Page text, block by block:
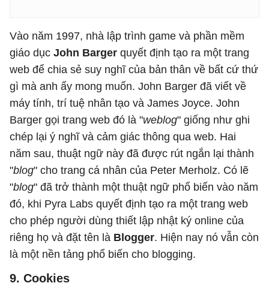
Vào năm 1997, nhà lập trình game và phần mềm
giáo dục John Barger quyết định tạo ra một trang
web để chia sẻ suy nghĩ của bản thân về bất cứ thứ
gì mà anh ấy mong muốn. John Barger đã viết về
máy tính, trí tuệ nhân tạo và James Joyce. John
Barger gọi trang web đó là "weblog" giống như ghi
chép lại ý nghĩ và cảm giác thông qua web. Hai
năm sau, thuật ngữ này đã được rút ngắn lại thành
"blog" cho trang cá nhân của Peter Merholz. Có lẽ
"blog" đã trở thành một thuật ngữ phổ biến vào năm
đó, khi Pyra Labs quyết định tạo ra một trang web
cho phép người dùng thiết lập nhật ký online của
riêng họ và đặt tên là Blogger. Hiện nay nó vẫn còn
là một nền tảng phổ biến cho blogging.
9. Cookies